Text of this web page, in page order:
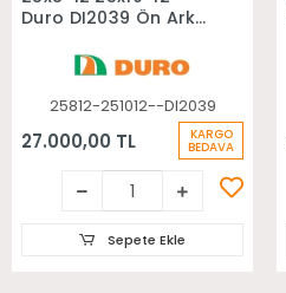
Duro DI2039 Ön Arka
25812-251012--DI2039
27.000,00 TL KARGO
BEDAVA
Sepete Ekle